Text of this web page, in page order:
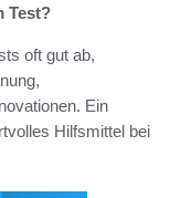
Test?
oft gut ab,
Ein
Hilfsmittel bei